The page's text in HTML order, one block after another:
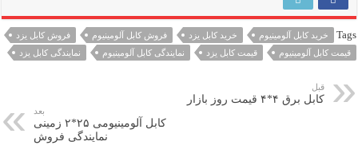
Tags خرید کابل آلومینیوم خرید کابل یزد فروش کابل آلومینیوم
فروش کابل یزد
قیمت کابل آلومینیوم
قیمت کابل یزد نمایندگی کابل آلومینیوم نمایندگی کابل یزد
قبل
کابل برق ۴*۴ قیمت روز بازار
بعد
کابل آلومینیومی ۲۵*۲ زمینی
نمایندگی فروش